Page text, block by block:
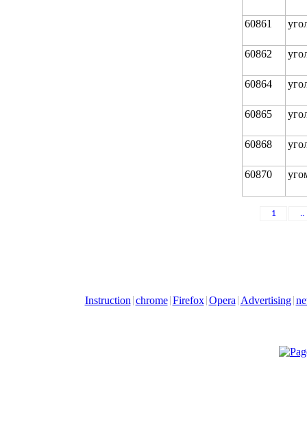
60861
60862
60864
60865
60868
60870
1 ..
Instruction chrome Firefox Opera Advertising